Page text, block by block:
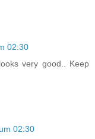
02:30
very good.. Keep
02:30